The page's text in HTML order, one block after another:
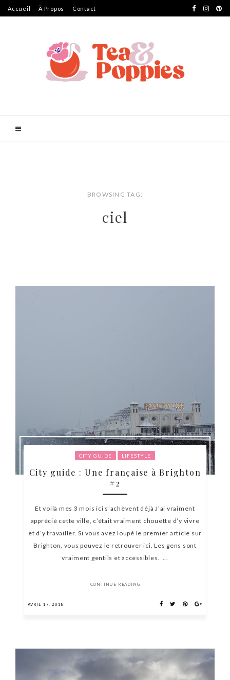
Accueil À Propos Contact
BROWSING TAG:
ciel
CITY GUIDE LIFESTYLE
City guide : Une française à Brighton
#2
Et voilà mes 3 mois ici s’achèvent déjà J’ai vraiment
apprécié cette ville, c’était vraiment chouette d’y vivre
et d’y travailler. Si vous avez loupé le premier article sur
Brighton, vous pouvez le retrouver ici. Les gens sont
vraiment gentils et accessibles. ...
CONTINUE READING
AVRIL 17, 2018